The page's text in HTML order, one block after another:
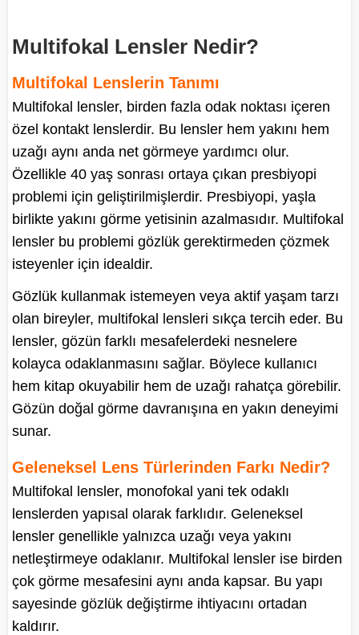
Multifokal Lensler Nedir?
Multifokal Lenslerin Tanımı
Multifokal lensler, birden fazla odak noktası içeren
özel kontakt lenslerdir. Bu lensler hem yakını hem
uzağı aynı anda net görmeye yardımcı olur.
Özellikle 40 yaş sonrası ortaya çıkan presbiyopi
problemi için geliştirilmişlerdir. Presbiyopi, yaşla
birlikte yakını görme yetisinin azalmasıdır. Multifokal
lensler bu problemi gözlük gerektirmeden çözmek
isteyenler için idealdir.
Gözlük kullanmak istemeyen veya aktif yaşam tarzı
olan bireyler, multifokal lensleri sıkça tercih eder. Bu
lensler, gözün farklı mesafelerdeki nesnelere
kolayca odaklanmasını sağlar. Böylece kullanıcı
hem kitap okuyabilir hem de uzağı rahatça görebilir.
Gözün doğal görme davranışına en yakın deneyimi
sunar.
Geleneksel Lens Türlerinden Farkı Nedir?
Multifokal lensler, monofokal yani tek odaklı
lenslerden yapısal olarak farklıdır. Geleneksel
lensler genellikle yalnızca uzağı veya yakını
netleştirmeye odaklanır. Multifokal lensler ise birden
çok görme mesafesini aynı anda kapsar. Bu yapı
sayesinde gözlük değiştirme ihtiyacını ortadan
kaldırır.